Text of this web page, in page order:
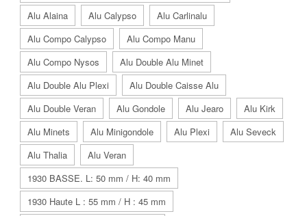
Alu Alaina
Alu Calypso
Alu Carlinalu
Alu Compo Calypso
Alu Compo Manu
Alu Compo Nysos
Alu Double Alu Minet
Alu Double Alu Plexi
Alu Double Caisse Alu
Alu Double Veran
Alu Gondole Alu Jearo
Alu Kirk
Alu Minets
Alu Minigondole Alu Plexi
Alu Seveck
Alu Thalia
Alu Veran
1930 BASSE. L: 50 mm / H: 40 mm
1930 Haute L : 55 mm / H : 45 mm